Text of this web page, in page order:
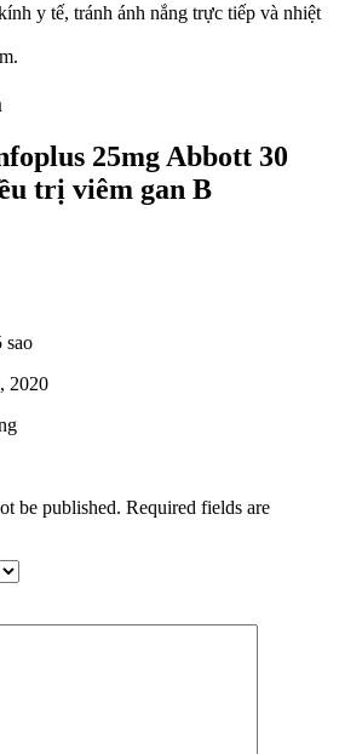
y tế, tránh ánh nắng trực tiếp và nhiệt
25mg Abbott 30
trị viêm gan B
sao
2020
be published. Required fields are